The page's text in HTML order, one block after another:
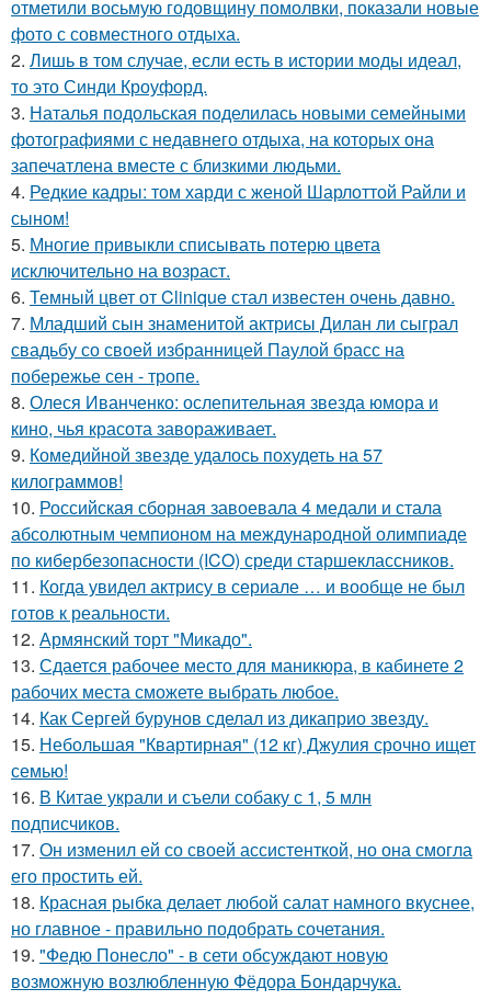
отметили восьмую годовщину помолвки, показали новые
фото с совместного отдыха.
2. Лишь в том случае, если есть в истории моды идеал,
то это Синди Кроуфорд.
3. Наталья подольская поделилась новыми семейными
фотографиями с недавнего отдыха, на которых она
запечатлена вместе с близкими людьми.
4. Редкие кадры: том харди с женой Шарлоттой Райли и
сыном!
5. Многие привыкли списывать потерю цвета
исключительно на возраст.
6. Темный цвет от Clinique стал известен очень давно.
7. Младший сын знаменитой актрисы Дилан ли сыграл
свадьбу со своей избранницей Паулой брасс на
побережье сен - тропе.
8. Олеся Иванченко: ослепительная звезда юмора и
кино, чья красота завораживает.
9. Комедийной звезде удалось похудеть на 57
килограммов!
10. Российская сборная завоевала 4 медали и стала
абсолютным чемпионом на международной олимпиаде
по кибербезопасности (ICO) среди старшеклассников.
11. Когда увидел актрису в сериале … и вообще не был
готов к реальности.
12. Армянский торт "Микадо".
13. Сдается рабочее место для маникюра, в кабинете 2
рабочих места сможете выбрать любое.
14. Как Сергей бурунов сделал из дикаприо звезду.
15. Небольшая "Квартирная" (12 кг) Джулия срочно ищет
семью!
16. В Китае украли и съели собаку с 1, 5 млн
подписчиков.
17. Он изменил ей со своей ассистенткой, но она смогла
его простить ей.
18. Красная рыбка делает любой салат намного вкуснее,
но главное - правильно подобрать сочетания.
19. "Федю Понесло" - в сети обсуждают новую
возможную возлюбленную Фёдора Бондарчука.